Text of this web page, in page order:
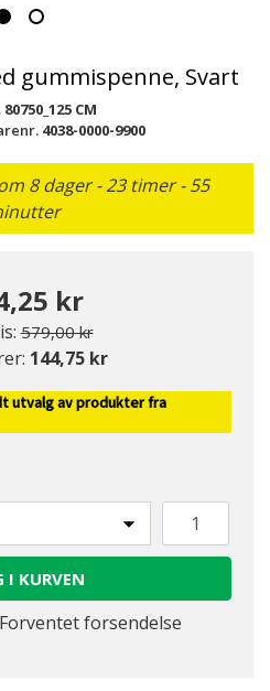
gummispenne, Svart
80750_125 CM
4038-0000-9900
8 dager - 23 timer - 55
kr
Pris redusert fra
579,00 krtil
144,75 kr
utvalg av produkter fra
I KURVEN
forsendelse